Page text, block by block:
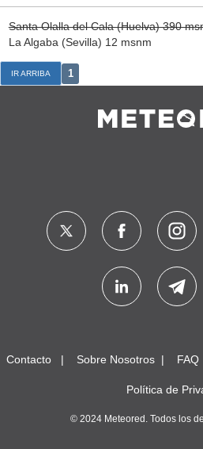
Santa Olalla del Cala (Huelva) 390
La Algaba (Sevilla) 12 msnm
IR ARRIBA 1
Contacto Sobre Nosotros FAQ
Política de
© 2024 Meteored. Todos los